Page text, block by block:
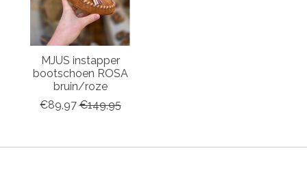
MJUS instapper
bootschoen ROSA
bruin/roze
€89,97 €149,95